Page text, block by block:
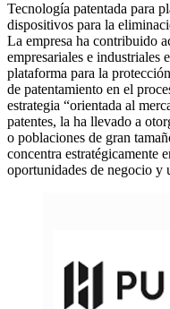
Tecnología patentada para
dispositivos para la
La empresa ha contribuido
empresariales e industriales
plataforma para la
de patentamiento en el
estrategia “orientada al
patentes, la ha llevado a
o poblaciones de gran
concentra estratégicamente
oportunidades de negocio y